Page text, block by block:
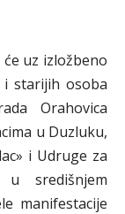
uz izložbeno
i starijih osoba
Orahovica
u Duzluku,
i Udruge za
središnjem
manifestacije